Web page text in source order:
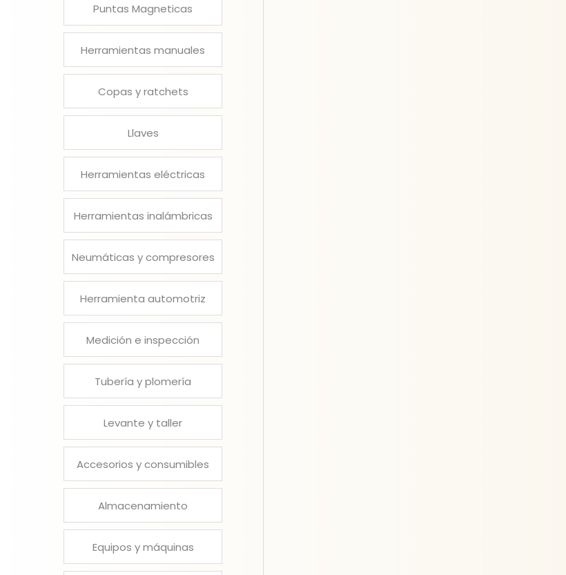
Puntas Magneticas
Herramientas manuales
Copas y ratchets
Llaves
Herramientas eléctricas
Herramientas inalámbricas
Neumáticas y compresores
Herramienta automotriz
Medición e inspección
Tubería y plomería
Levante y taller
Accesorios y consumibles
Almacenamiento
Equipos y máquinas